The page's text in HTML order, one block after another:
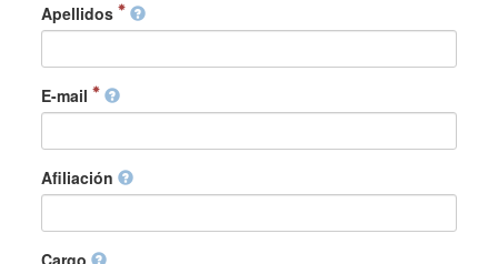
Apellidos
E-mail
Afiliación
Cargo